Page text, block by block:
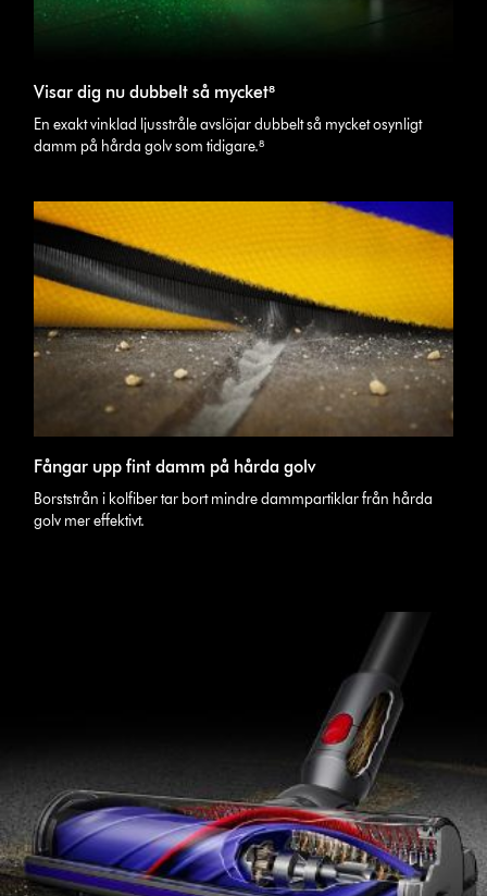
Visar dig nu dubbelt så mycket⁸
En exakt vinklad ljusstråle avslöjar dubbelt så mycket osynligt
damm på hårda golv som tidigare.⁸
Fångar upp fint damm på hårda golv
Borststrån i kolfiber tar bort mindre dammpartiklar från hårda
golv mer effektivt.